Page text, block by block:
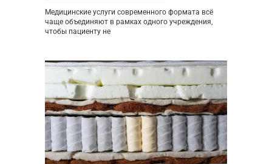
Медицинские услуги современного формата всё
чаще объединяют в рамках одного учреждения,
чтобы пациенту не